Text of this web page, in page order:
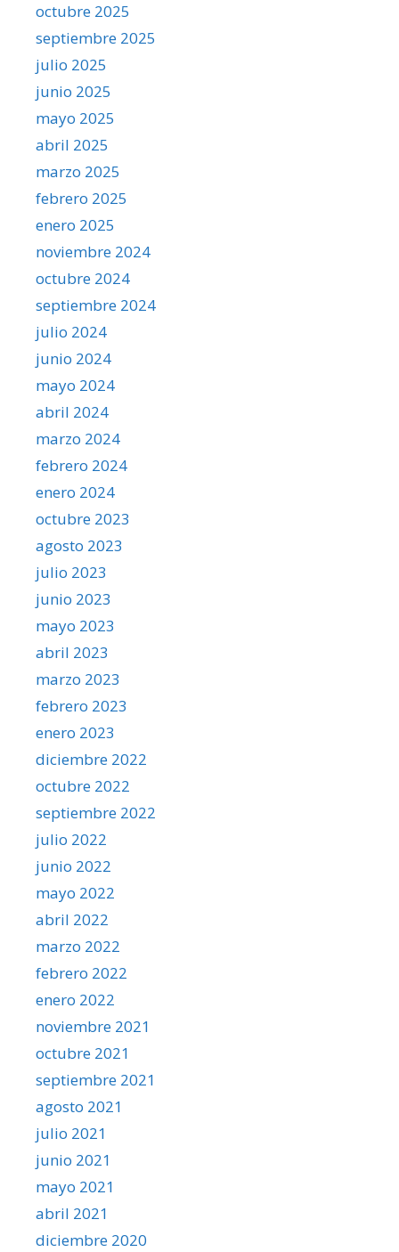
octubre 2025
septiembre 2025
julio 2025
junio 2025
mayo 2025
abril 2025
marzo 2025
febrero 2025
enero 2025
noviembre 2024
octubre 2024
septiembre 2024
julio 2024
junio 2024
mayo 2024
abril 2024
marzo 2024
febrero 2024
enero 2024
octubre 2023
agosto 2023
julio 2023
junio 2023
mayo 2023
abril 2023
marzo 2023
febrero 2023
enero 2023
diciembre 2022
octubre 2022
septiembre 2022
julio 2022
junio 2022
mayo 2022
abril 2022
marzo 2022
febrero 2022
enero 2022
noviembre 2021
octubre 2021
septiembre 2021
agosto 2021
julio 2021
junio 2021
mayo 2021
abril 2021
diciembre 2020